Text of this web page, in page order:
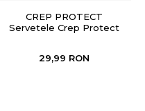
CREP PROTECT
Servetele Crep Protect
29,99 RON